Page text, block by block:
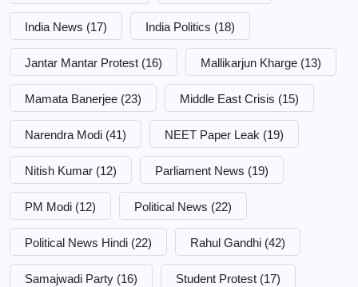
India News (17) India Politics (18)
Jantar Mantar Protest (16) Mallikarjun Kharge (13)
Mamata Banerjee (23) Middle East Crisis (15)
Narendra Modi (41) NEET Paper Leak (19)
Nitish Kumar (12) Parliament News (19)
PM Modi (12) Political News (22)
Political News Hindi (22) Rahul Gandhi (42)
Samajwadi Party (16) Student Protest (17)